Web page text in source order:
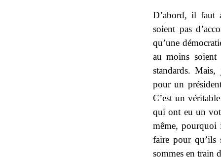
D’abord, il faut
soient pas
qu’une
au moins
standards.
pour un
C’est un
qui ont eu un
même, pourquoi
faire pour qu’ils
sommes en train